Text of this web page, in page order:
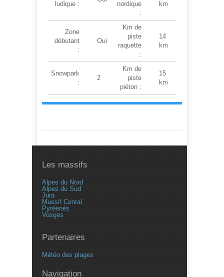
ludique :
nordique
:
km
Zone
débutant
:
Oui
Km de
piste
raquette
:
14
km
Snowpark
:
2
Km de
piste
piéton :
15
km
Les massifs
Alpes du Nord
Alpes du Sud
Jura
Massif Cenral
Pyréenés
Vosges
Partenaires
Météo des plages
Navigation